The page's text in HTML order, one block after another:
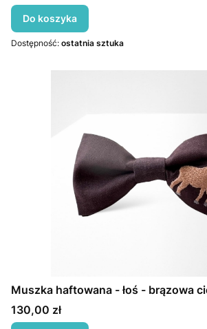
Do koszyka
Dostępność: ostatnia sztuka
Muszka haftowana - łoś - brązowa
Cena
130,00 zł